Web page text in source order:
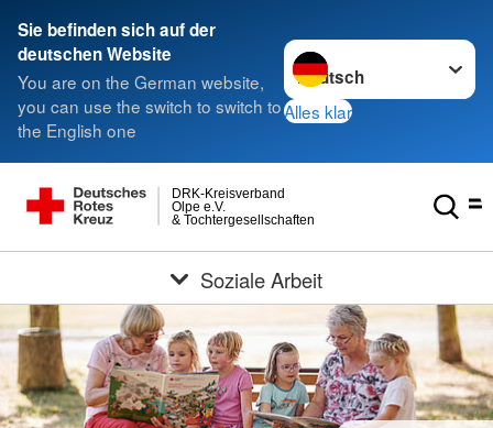
Sie befinden sich auf der
deutschen Website
You are on the German website,
you can use the switch to switch to
the English one
Sprache wechseln zu
Alles klar
& Tochtergesellschaften
Olpe e.V.
DRK-Kreisverband
Soziale Arbeit